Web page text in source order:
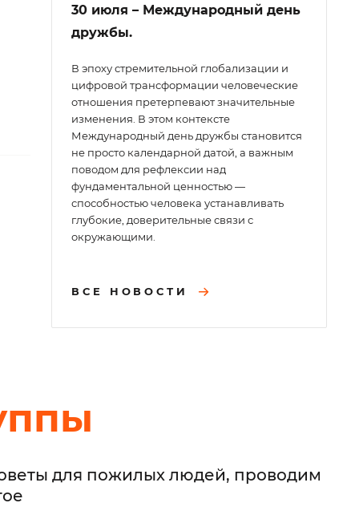
30 июля – Международный день
дружбы.
В эпоху стремительной глобализации и
цифровой трансформации человеческие
отношения претерпевают значительные
изменения. В этом контексте
Международный день дружбы становится
не просто календарной датой, а важным
поводом для рефлексии над
фундаментальной ценностью —
способностью человека устанавливать
глубокие, доверительные связи с
окружающими.
ВСЕ НОВОСТИ
для пожилых людей, проводим